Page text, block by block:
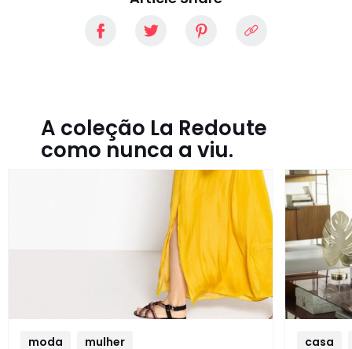
A coleção La Redoute
como nunca a viu.
moda mulher casa